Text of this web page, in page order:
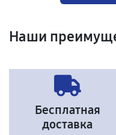
Наши
Бесплатная
доставка